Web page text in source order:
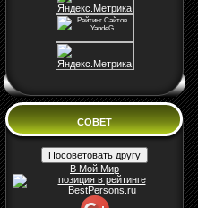
СОВЕТ
В Мой Мир